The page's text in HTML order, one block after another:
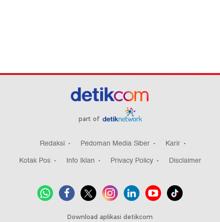
part of
Redaksi Pedoman Media Siber
Karir
Kotak Pos
Info Iklan Privacy Policy Disclaimer
Download aplikasi detikcom